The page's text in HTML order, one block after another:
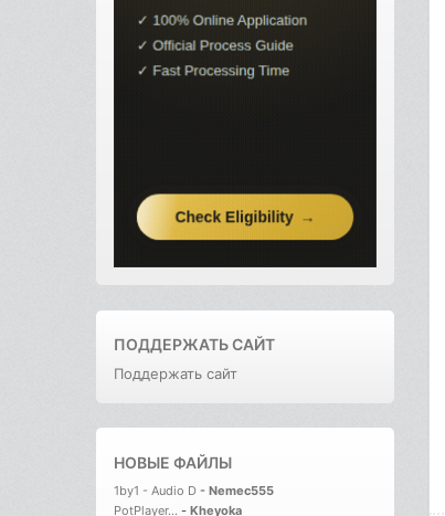
ПОДДЕРЖАТЬ САЙТ
Поддержать сайт
НОВЫЕ ФАЙЛЫ
1by1 - Audio D - Nemec555
PotPlayer... - Kheyoka